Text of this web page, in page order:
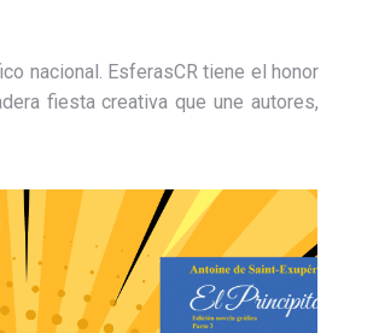
nacional. EsferasCR tiene el honor
fiesta creativa que une autores,